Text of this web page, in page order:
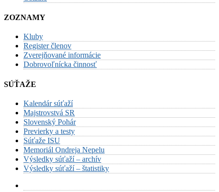
ZOZNAMY
Kluby
Register členov
Zverejňované informácie
Dobrovoľnícka činnosť
SÚŤAŽE
Kalendár súťaží
Majstrovstvá SR
Slovenský Pohár
Previerky a testy
Súťaže ISU
Memoriál Ondreja Nepelu
Výsledky súťaží – archív
Výsledky súťaží – štatistiky